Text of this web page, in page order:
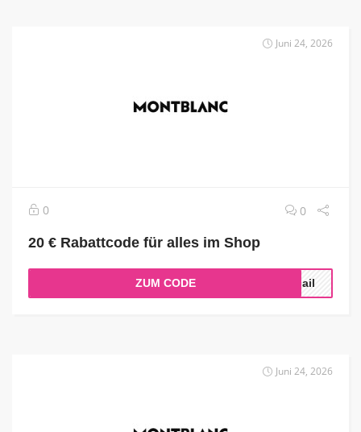
Juni 24, 2026
0 0
20 € Rabattcode für alles im Shop
ZUM CODE Mail
Juni 24, 2026